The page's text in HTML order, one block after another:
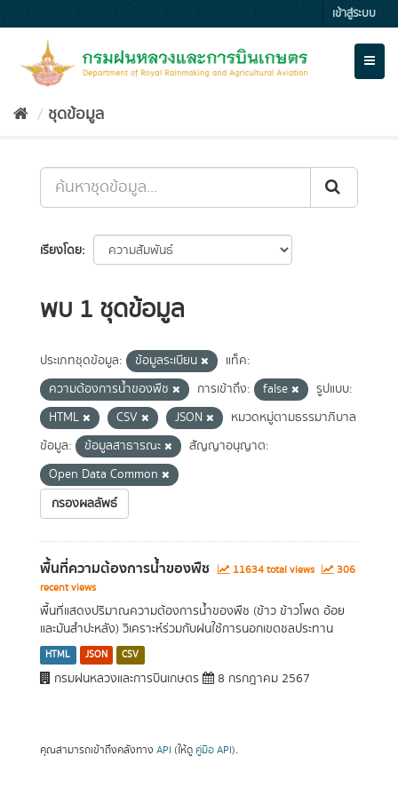
to
เข้าสู่ระบบ
ชุดข้อมูล
เรียงโดย
พบ 1 ชุดข้อมูล
ประเภทชุดข้อมูล: ข้อมูลระเบียน
แท็ค:
ความต้องการน้ำของพืช
การเข้าถึง: false
รูปแบบ:
HTML
CSV JSON
หมวดหมู่ตามธรรมาภิบาล
ข้อมูล:
ข้อมูลสาธารณะ
สัญญาอนุญาต:
Open Data Common
กรองผลลัพธ์
พื้นที่ความต้องการน้ำของพืช 11634 total views
306
recent views
พื้นที่แสดงปริมาณความต้องการน้ำของพืช (ข้าว ข้าวโพด อ้อย
และมันสำปะหลัง) วิเคราะห์ร่วมกับฝนใช้การนอกเขตชลประทาน
HTML JSON CSV
กรมฝนหลวงและการบินเกษตร 8 กรกฎาคม 2567
คุณสามารถเข้าถึงคลังทาง API (ให้ดู คู่มือ API).